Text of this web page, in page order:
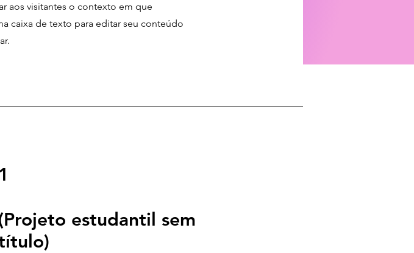
aos visitantes o contexto em que
caixa de texto para editar seu conteúdo
1
estudantil sem